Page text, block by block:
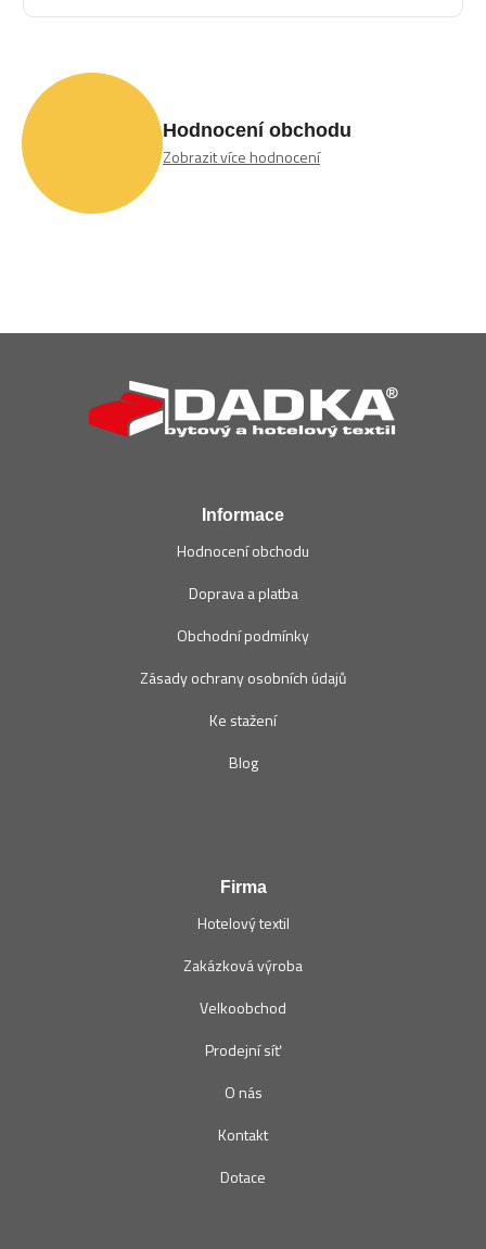
Hodnocení obchodu
Zobrazit více hodnocení
Informace
Hodnocení obchodu
Doprava a platba
Obchodní podmínky
Zásady ochrany osobních údajů
Ke stažení
Blog
Firma
Hotelový textil
Zakázková výroba
Velkoobchod
Prodejní síť
O nás
Kontakt
Dotace